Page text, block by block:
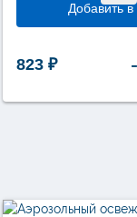
Добавить в
823 ₽ -